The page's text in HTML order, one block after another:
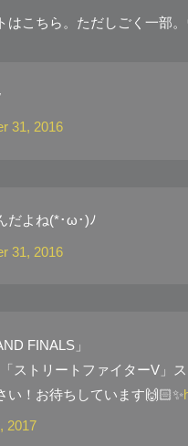
こちら。ただしごく一部
31, 2016
だよね(*･ω･)ﾉ
31, 2016
FINALS」
ストリートファイターV」
い！お待ちしています🙌🏻✨
2017